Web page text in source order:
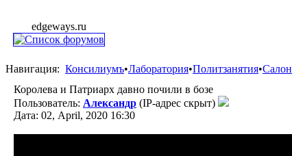
edgeways.ru
Навигация: Консилиумъ•Лаборатория•Политзанятия•Салон
Королева и Патриарх давно почили в бозе
Пользователь: Александр (IP-адрес скрыт)
Дата: 02, April, 2020 16:30